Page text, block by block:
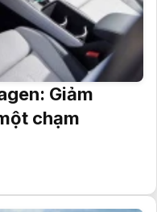
Giảm
chạm